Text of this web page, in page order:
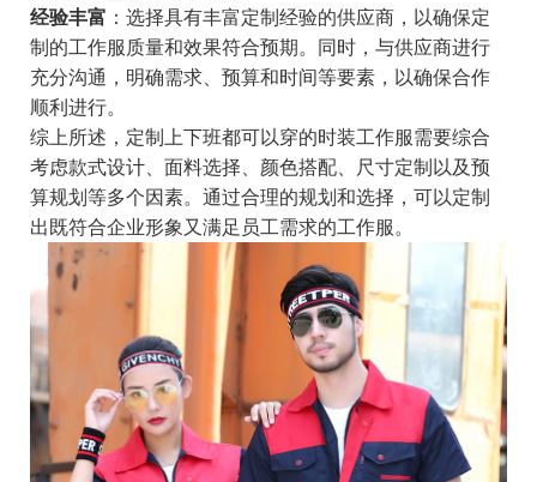
经验丰富 ：选择具有丰富定制经验的供应商，以确保定
制的工作服质量和效果符合预期。同时，与供应商进行
充分沟通，明确需求、预算和时间等要素，以确保合作
顺利进行。
综上所述，定制上下班都可以穿的时装工作服需要综合
考虑款式设计、面料选择、颜色搭配、尺寸定制以及预
算规划等多个因素。通过合理的规划和选择，可以定制
出既符合企业形象又满足员工需求的工作服。